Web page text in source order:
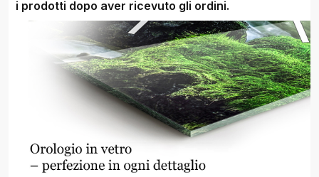
i prodotti dopo aver ricevuto gli ordini.